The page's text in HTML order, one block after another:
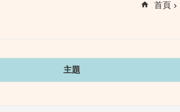
首頁
主題